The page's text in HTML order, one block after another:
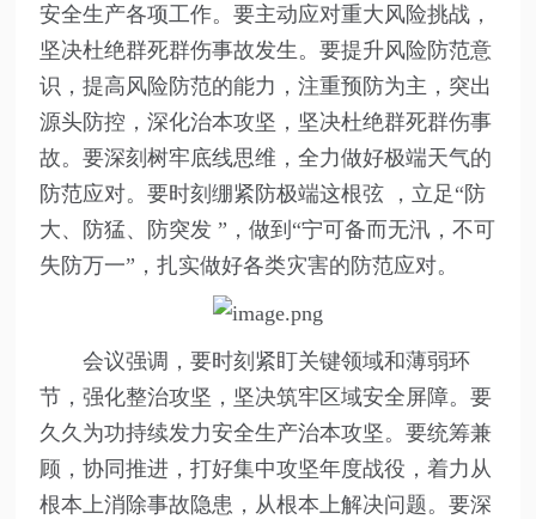
安全生产各项工作。要主动应对重大风险挑战，
坚决杜绝群死群伤事故发生。要提升风险防范意
识，提高风险防范的能力，注重预防为主，突出
源头防控，深化治本攻坚，坚决杜绝群死群伤事
故。要深刻树牢底线思维，全力做好极端天气的
防范应对。要时刻绷紧防极端这根弦 ，立足“防
大、防猛、防突发 ”，做到“宁可备而无汛，不可
失防万一”，扎实做好各类灾害的防范应对。
会议强调，要时刻紧盯关键领域和薄弱环
节，强化整治攻坚，坚决筑牢区域安全屏障。要
久久为功持续发力安全生产治本攻坚。要统筹兼
顾，协同推进，打好集中攻坚年度战役，着力从
根本上消除事故隐患，从根本上解决问题。要深